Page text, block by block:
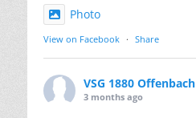
Photo
View on Facebook · Share
VSG 1880 Offenbach
3 months ago